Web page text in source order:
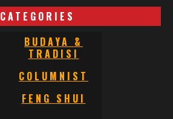
CATEGORIES
BUDAYA &
TRADISI
COLUMNIST
FENG SHUI